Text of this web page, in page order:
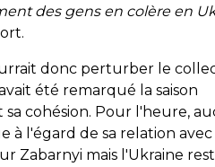
des gens en colère en
donc perturber le
été remarqué la saison
cohésion. Pour l'heure,
à l'égard de sa relation avec
Zabarnyi mais l'Ukraine